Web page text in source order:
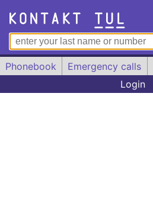
Phonebook Emergency calls
Login